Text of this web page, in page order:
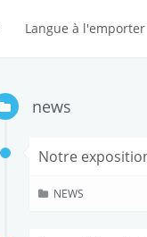
Langue à l'emporter
news
Notre
NEWS